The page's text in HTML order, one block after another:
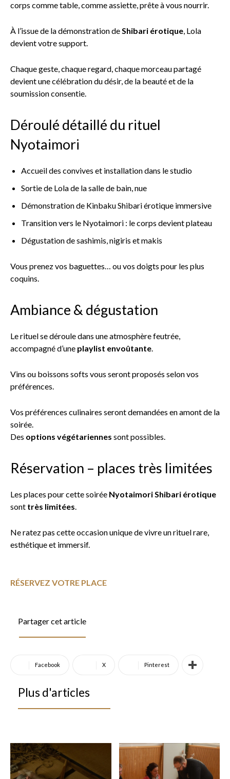
Plus d'articles
corps comme table, comme assiette, prête à vous nourrir.
À l’issue de la démonstration deShibari érotique, Lola
devient votre support.
Chaque geste, chaque regard, chaque morceau partagé
devient une célébration du désir, de la beauté et de la
soumission consentie.
Déroulé détaillé du rituel
Nyotaimori
Accueil des convives et installation dans le studio
Sortie de Lola de la salle de bain, nue
Démonstration de Kinbaku Shibari érotique immersive
Transition vers le Nyotaimori : le corps devient plateau
Dégustation de sashimis, nigiris et makis
Vous prenez vos baguettes… ou vos doigts pour les plus
coquins.
Ambiance & dégustation
Le rituel se déroule dans une atmosphère feutrée,
accompagné d’une playlist envoûtante.
Vins ou boissons softs vous seront proposés selon vos
préférences.
Vos préférences culinaires seront demandées en amont de la
soirée.
Des options végétariennes sont possibles.
Réservation – places très limitées
Les places pour cette soirée Nyotaimori Shibari érotique
sont très limitées.
Ne ratez pas cette occasion unique de vivre un rituel rare,
esthétique et immersif.
RÉSERVEZ VOTRE PLACE
Partager cet article
Facebook X Pinterest